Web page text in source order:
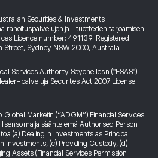
Securities & Investments
rahoituspalvelujen ja -tuotteiden tarjoamisen
Licence number: 491139. Registered
Sydney NSW 2000, Australia
Services Authority Seychellesin ("FSAS")
palveluja Securities Act 2007 License
Global Marketin (“ADGM”) Financial Services
ja sääntelemä Authorised Person
(a) Dealing in Investments as Principal
Investments, (c) Providing Custody, (d)
Assets (Financial Services Permission